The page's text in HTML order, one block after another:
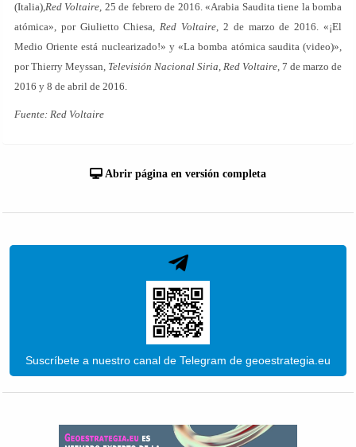
(Italia),Red Voltaire, 25 de febrero de 2016. «Arabia Saudita tiene la bomba
atómica», por Giulietto Chiesa,Red Voltaire, 2 de marzo de 2016. «¡El
Medio Oriente está nuclearizado!» y «La bomba atómica saudita (video)»,
por Thierry Meyssan, Televisión Nacional Siria, Red Voltaire, 7 de marzo de
2016 y 8 de abril de 2016.
Fuente: Red Voltaire
Abrir página en versión completa
Suscríbete a nuestro canal de Telegram de geoestrategia.eu